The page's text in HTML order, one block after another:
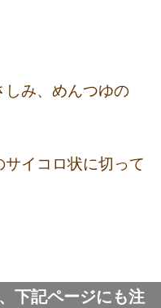
しみ、めんつゆの
イコロ状に切って
下記ページにも注